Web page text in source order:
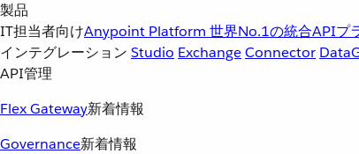
製品
IT担当者向けAnypoint Platform 世界No.1の統合APIプ
インテグレーション Studio ExchangeConnector
API管理
Flex Gateway新着情報
Governance新着情報